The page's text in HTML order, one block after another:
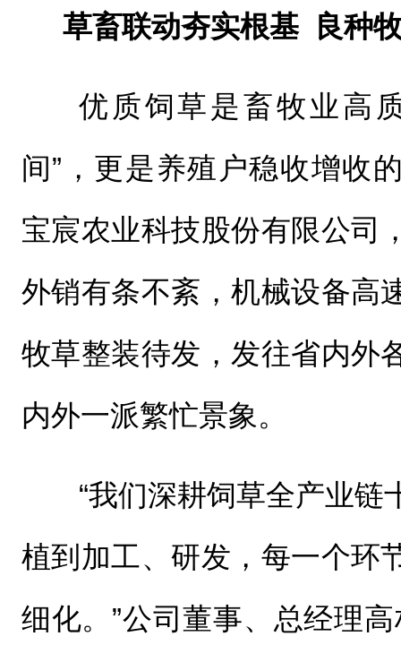
草畜联动夯实根基 良种
优质饲草是畜牧业高
间”，更是养殖户稳收增收
宝宸农业科技股份有限公司
外销有条不紊，机械设备高
牧草整装待发，发往省内外
内外一派繁忙景象。
“我们深耕饲草全产业链
植到加工、研发，每一个环
细化。”公司董事、总经理